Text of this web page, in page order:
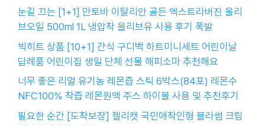
눈길 끄는 [1+1] 만토바 이탈리안 골든 엑스트라버진 올리
브오일 500ml 1L 냉압착 올리브유 사용 후기 폭발
빅히트 상품 [10+1] 간식 구디백 하트미니세트 어린이날
답례품 어린이집 생일 단체 선물 해피소마 추천해요
너무 좋은 리얼 유기농 레몬즙 스틱 6박스(84포) 레몬수
NFC100% 착즙 레몬원액 주스 하이볼 사용 및 추천후기
필요한 순간 [도착보장] 젤리캣 국민애착인형 블라썸 크림